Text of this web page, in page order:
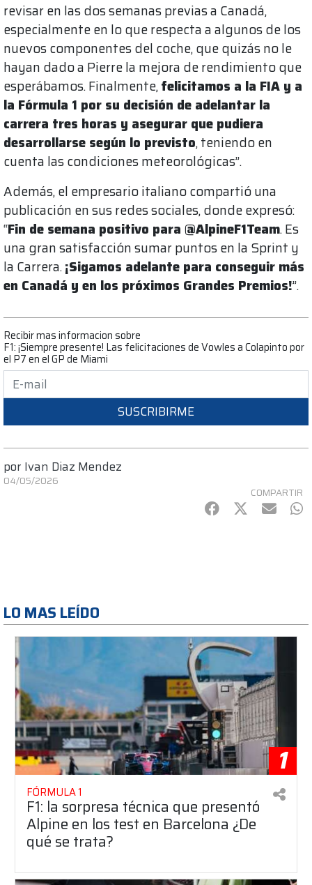
revisar en las dos semanas previas a Canadá,
especialmente en lo que respecta a algunos de los
nuevos componentes del coche, que quizás no le
hayan dado a Pierre la mejora de rendimiento que
esperábamos. Finalmente,felicitamos a la FIA y a
la Fórmula 1 por su decisión de adelantar la
carrera tres horas y asegurar que pudiera
desarrollarse según lo previsto, teniendo en
cuenta las condiciones meteorológicas”.
Además, el empresario italiano compartió una
publicación en sus redes sociales, donde expresó:
“Fin de semana positivo para @AlpineF1Team. Es
una gran satisfacción sumar puntos en la Sprint y
la Carrera.¡Sigamos adelante para conseguir más
en Canadá y en los próximos Grandes Premios!”.
Recibir mas informacion sobre
F1: ¡Siempre presente! Las felicitaciones de Vowles a Colapinto por
el P7 en el GP de Miami
SUSCRIBIRME
por Ivan Diaz Mendez
04/05/2026
COMPARTIR
Facebook
Twitter
mail
LO MAS LEÍDO
1
FÓRMULA 1
F1: la sorpresa técnica que presentó
Alpine en los test en Barcelona ¿De
qué se trata?